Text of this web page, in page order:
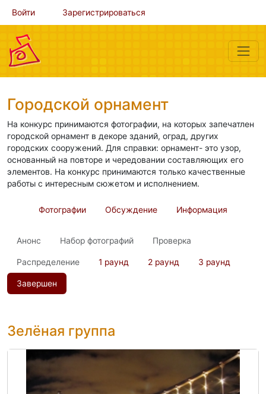
Войти Зарегистрироваться
Городской орнамент
На конкурс принимаются фотографии, на которых запечатлен
городской орнамент в декоре зданий, оград, других
городских сооружений. Для справки: орнамент- это узор,
основанный на повторе и чередовании составляющих его
элементов. На конкурс принимаются только качественные
работы с интересным сюжетом и исполнением.
Фотографии Обсуждение Информация
Анонс Набор фотографий Проверка
Распределение 1 раунд 2 раунд 3 раунд
Завершен
Зелёная группа